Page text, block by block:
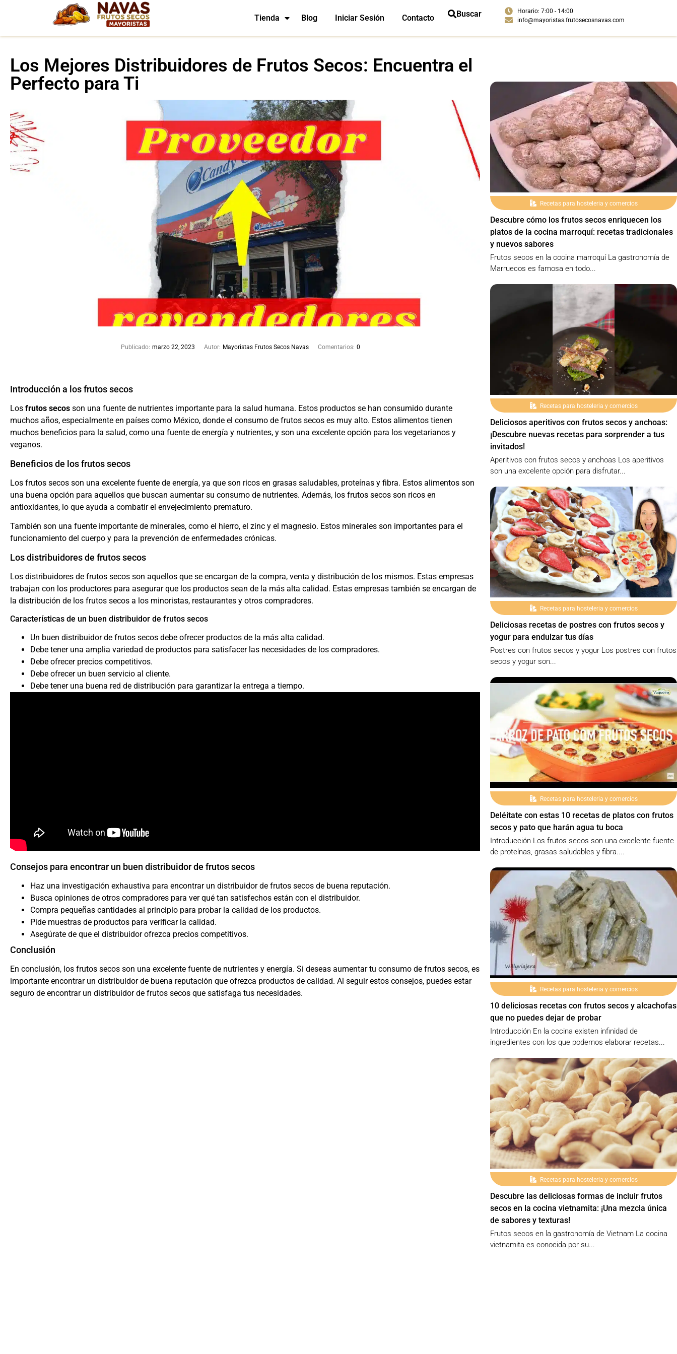
Tienda Blog Iniciar Sesión Contacto Buscar
Horario: 7:00 - 14:00
info@mayoristas.frutosecosnavas.com
Los Mejores Distribuidores de Frutos Secos: Encuentra el
Perfecto para Ti
Publicado: marzo 22, 2023 Autor: Mayoristas Frutos Secos Navas Comentarios: 0
Introducción a los frutos secos
Los frutos secos son una fuente de nutrientes importante para la salud humana. Estos productos se han consumido durante
muchos años, especialmente en países como México, donde el consumo de frutos secos es muy alto. Estos alimentos tienen
muchos beneficios para la salud, como una fuente de energía y nutrientes, y son una excelente opción para los vegetarianos y
veganos.
Beneficios de los frutos secos
Los frutos secos son una excelente fuente de energía, ya que son ricos en grasas saludables, proteínas y fibra. Estos alimentos son
una buena opción para aquellos que buscan aumentar su consumo de nutrientes. Además, los frutos secos son ricos en
antioxidantes, lo que ayuda a combatir el envejecimiento prematuro.
También son una fuente importante de minerales, como el hierro, el zinc y el magnesio. Estos minerales son importantes para el
funcionamiento del cuerpo y para la prevención de enfermedades crónicas.
Los distribuidores de frutos secos
Los distribuidores de frutos secos son aquellos que se encargan de la compra, venta y distribución de los mismos. Estas empresas
trabajan con los productores para asegurar que los productos sean de la más alta calidad. Estas empresas también se encargan de
la distribución de los frutos secos a los minoristas, restaurantes y otros compradores.
Características de un buen distribuidor de frutos secos
Un buen distribuidor de frutos secos debe ofrecer productos de la más alta calidad.
Debe tener una amplia variedad de productos para satisfacer las necesidades de los compradores.
Debe ofrecer precios competitivos.
Debe ofrecer un buen servicio al cliente.
Debe tener una buena red de distribución para garantizar la entrega a tiempo.
Consejos para encontrar un buen distribuidor de frutos secos
Haz una investigación exhaustiva para encontrar un distribuidor de frutos secos de buena reputación.
Busca opiniones de otros compradores para ver qué tan satisfechos están con el distribuidor.
Compra pequeñas cantidades al principio para probar la calidad de los productos.
Pide muestras de productos para verificar la calidad.
Asegúrate de que el distribuidor ofrezca precios competitivos.
Conclusión
En conclusión, los frutos secos son una excelente fuente de nutrientes y energía. Si deseas aumentar tu consumo de frutos secos, es
importante encontrar un distribuidor de buena reputación que ofrezca productos de calidad. Al seguir estos consejos, puedes estar
seguro de encontrar un distribuidor de frutos secos que satisfaga tus necesidades.
Recetas para hosteleria y comercios
Descubre cómo los frutos secos enriquecen los
platos de la cocina marroquí: recetas tradicionales
y nuevos sabores
Frutos secos en la cocina marroquí La gastronomía de
Marruecos es famosa en todo...
Recetas para hosteleria y comercios
Deliciosos aperitivos con frutos secos y anchoas:
¡Descubre nuevas recetas para sorprender a tus
invitados!
Aperitivos con frutos secos y anchoas Los aperitivos
son una excelente opción para disfrutar...
Recetas para hosteleria y comercios
Deliciosas recetas de postres con frutos secos y
yogur para endulzar tus días
Postres con frutos secos y yogur Los postres con frutos
secos y yogur son...
Recetas para hosteleria y comercios
Deléitate con estas 10 recetas de platos con frutos
secos y pato que harán agua tu boca
Introducción Los frutos secos son una excelente fuente
de proteínas, grasas saludables y fibra....
Recetas para hosteleria y comercios
10 deliciosas recetas con frutos secos y alcachofas
que no puedes dejar de probar
Introducción En la cocina existen infinidad de
ingredientes con los que podemos elaborar recetas...
Recetas para hosteleria y comercios
Descubre las deliciosas formas de incluir frutos
secos en la cocina vietnamita: ¡Una mezcla única
de sabores y texturas!
Frutos secos en la gastronomía de Vietnam La cocina
vietnamita es conocida por su...